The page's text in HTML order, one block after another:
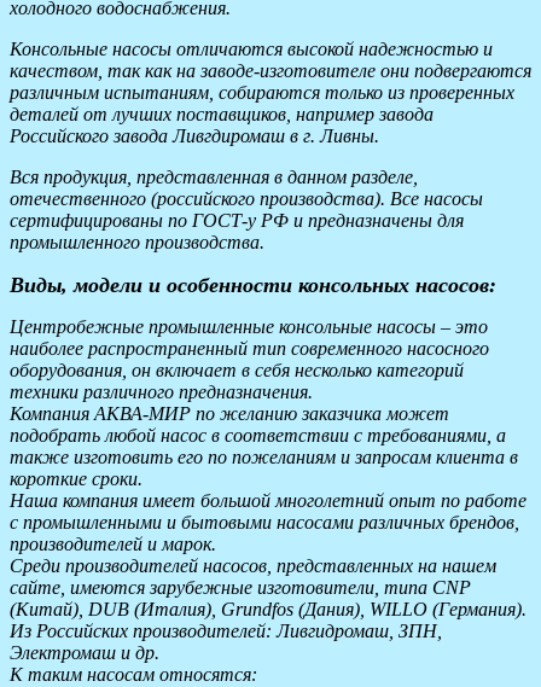
холодного водоснабжения.
Консольные насосы отличаются высокой надежностью и
качеством, так как на заводе-изготовителе они подвергаются
различным испытаниям, собираются только из проверенных
деталей от лучших поставщиков, например завода
Российского завода Ливгдиромаш в г. Ливны.
Вся продукция, представленная в данном разделе,
отечественного (российского производства). Все насосы
сертифицированы по ГОСТ-у РФ и предназначены для
промышленного производства.
Виды, модели и особенности консольных насосов:
Центробежные промышленные консольные насосы – это
наиболее распространенный тип современного насосного
оборудования, он включает в себя несколько категорий
техники различного предназначения.
Компания АКВА-МИР по желанию заказчика может
подобрать любой насос в соответствии с требованиями, а
также изготовить его по пожеланиям и запросам клиента в
короткие сроки.
Наша компания имеет большой многолетний опыт по работе
с промышленными и бытовыми насосами различных брендов,
производителей и марок.
Среди производителей насосов, представленных на нашем
сайте, имеются зарубежные изготовители, типа CNP
(Китай), DUB (Италия), Grundfos (Дания), WILLO (Германия).
Из Российских производителей: Ливгидромаш, ЗПН,
Электромаш и др.
К таким насосам относятся: